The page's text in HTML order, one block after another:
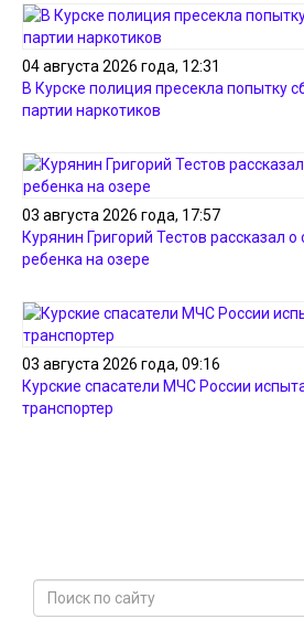
04 августа 2026 года, 12:31
В Курске полиция пресекла попытку
партии наркотиков
03 августа 2026 года, 17:57
Курянин Григорий Тестов рассказал
ребенка на озере
03 августа 2026 года, 09:16
Курские спасатели МЧС России
транспортер